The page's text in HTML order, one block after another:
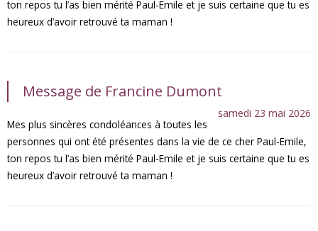
ton repos tu l’as bien mérité Paul-Emile et je suis certaine que tu es
heureux d’avoir retrouvé ta maman !
Message de Francine Dumont
samedi 23 mai 2026
Mes plus sincères condoléances à toutes les
personnes qui ont été présentes dans la vie de ce cher Paul-Emile,
ton repos tu l’as bien mérité Paul-Emile et je suis certaine que tu es
heureux d’avoir retrouvé ta maman !